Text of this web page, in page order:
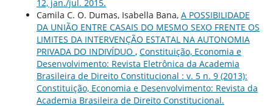
12, jan./jul. 2015.
Camila C. O. Dumas, Isabella Bana, A POSSIBILIDADE
DA UNIÃO ENTRE CASAIS DO MESMO SEXO FRENTE OS
LIMITES DA INTERVENÇÃO ESTATAL NA AUTONOMIA
PRIVADA DO INDIVÍDUO , Constituição, Economia e
Desenvolvimento: Revista Eletrônica da Academia
Brasileira de Direito Constitucional : v. 5 n. 9 (2013):
Constituição, Economia e Desenvolvimento: Revista da
Academia Brasileira de Direito Constitucional.